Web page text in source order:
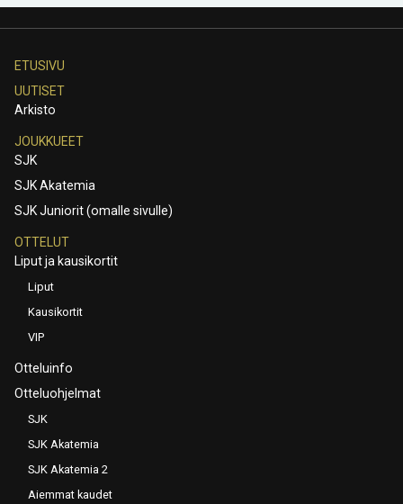
ETUSIVU
UUTISET
Arkisto
JOUKKUEET
SJK
SJK Akatemia
SJK Juniorit (omalle sivulle)
OTTELUT
Liput ja kausikortit
Liput
Kausikortit
VIP
Otteluinfo
Otteluohjelmat
SJK
SJK Akatemia
SJK Akatemia 2
Aiemmat kaudet